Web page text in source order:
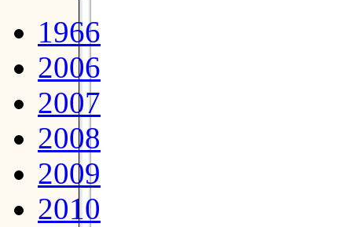
1966
2006
2007
2008
2009
2010